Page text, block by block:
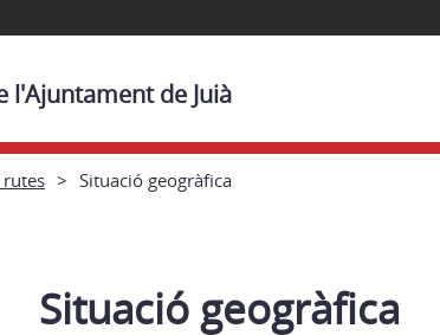
l'Ajuntament de Juià
rutes Situació geogràfica
Situació geogràfica